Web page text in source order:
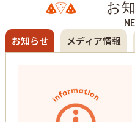
お
お知らせ
メディア情報